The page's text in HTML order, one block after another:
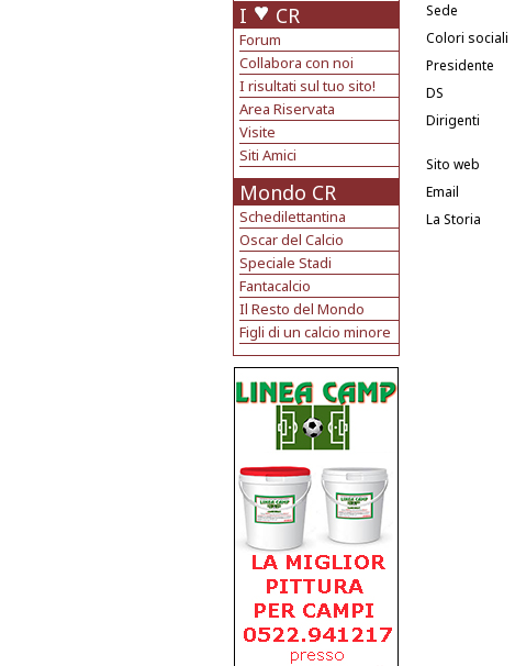
I CR
Forum
Collabora con noi
I risultati sul tuo sito!
Area Riservata
Visite
Siti Amici
Mondo CR
Schedilettantina
Oscar del Calcio
Speciale Stadi
Fantacalcio
Il Resto del Mondo
Figli di un calcio minore
Sede
Colori sociali
Presidente
DS
Dirigenti
Sito web
Email
La Storia